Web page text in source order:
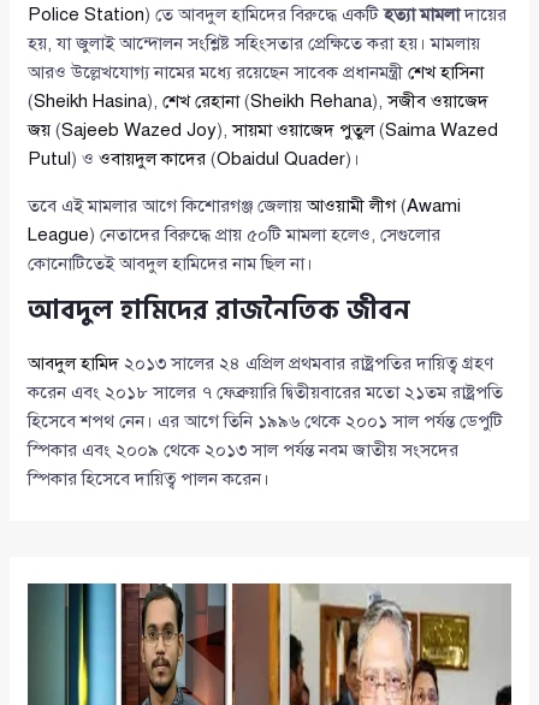
Police Station) তে আবদুল হামিদের বিরুদ্ধে একটিহত্যা মামলাদায়ের
হয়, যা জুলাই আন্দোলন সংশ্লিষ্ট সহিংসতার প্রেক্ষিতে করা হয়। মামলায়
আরও উল্লেখযোগ্য নামের মধ্যে রয়েছেন সাবেক প্রধানমন্ত্রীশেখ হাসিনা
(Sheikh Hasina),শেখ রেহানা(Sheikh Rehana),সজীব ওয়াজেদ
জয় (Sajeeb Wazed Joy),সায়মা ওয়াজেদ পুতুল(Saima Wazed
Putul ) ওওবায়দুল কাদের (Obaidul Quader)।
তবে এই মামলার আগে কিশোরগঞ্জ জেলায়আওয়ামী লীগ(Awami
League) নেতাদের বিরুদ্ধে প্রায় ৫০টি মামলা হলেও, সেগুলোর
কোনোটিতেই আবদুল হামিদের নাম ছিল না।
আবদুল হামিদের রাজনৈতিক জীবন
আবদুল হামিদ ২০১৩ সালের ২৪ এপ্রিল প্রথমবার রাষ্ট্রপতির দায়িত্ব গ্রহণ
করেন এবং ২০১৮ সালের ৭ ফেব্রুয়ারি দ্বিতীয়বারের মতো ২১তম রাষ্ট্রপতি
হিসেবে শপথ নেন। এর আগে তিনি ১৯৯৬ থেকে ২০০১ সাল পর্যন্ত ডেপুটি
স্পিকার এবং ২০০৯ থেকে ২০১৩ সাল পর্যন্ত নবম জাতীয় সংসদের
স্পিকার হিসেবে দায়িত্ব পালন করেন।